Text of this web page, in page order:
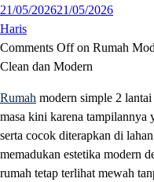
21/05/202621/05/2026
Haris
Comments Offon Rumah
Clean dan Modern
Rumah modern simple 2
masa kini karena tampilannya
serta cocok diterapkan di
memadukan estetika modern
rumah tetap terlihat mewah